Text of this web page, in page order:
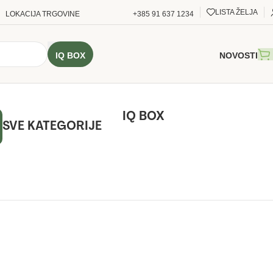
LOKACIJA TRGOVINE +385 91 637 1234 LISTA ŽELJA
IQ BOX NOVOSTI
SVE KATEGORIJE
IQ BOX